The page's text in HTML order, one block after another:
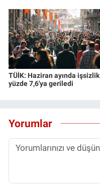
TÜİK: Haziran ayında işsizlik
yüzde 7,6'ya geriledi
Yorumlar